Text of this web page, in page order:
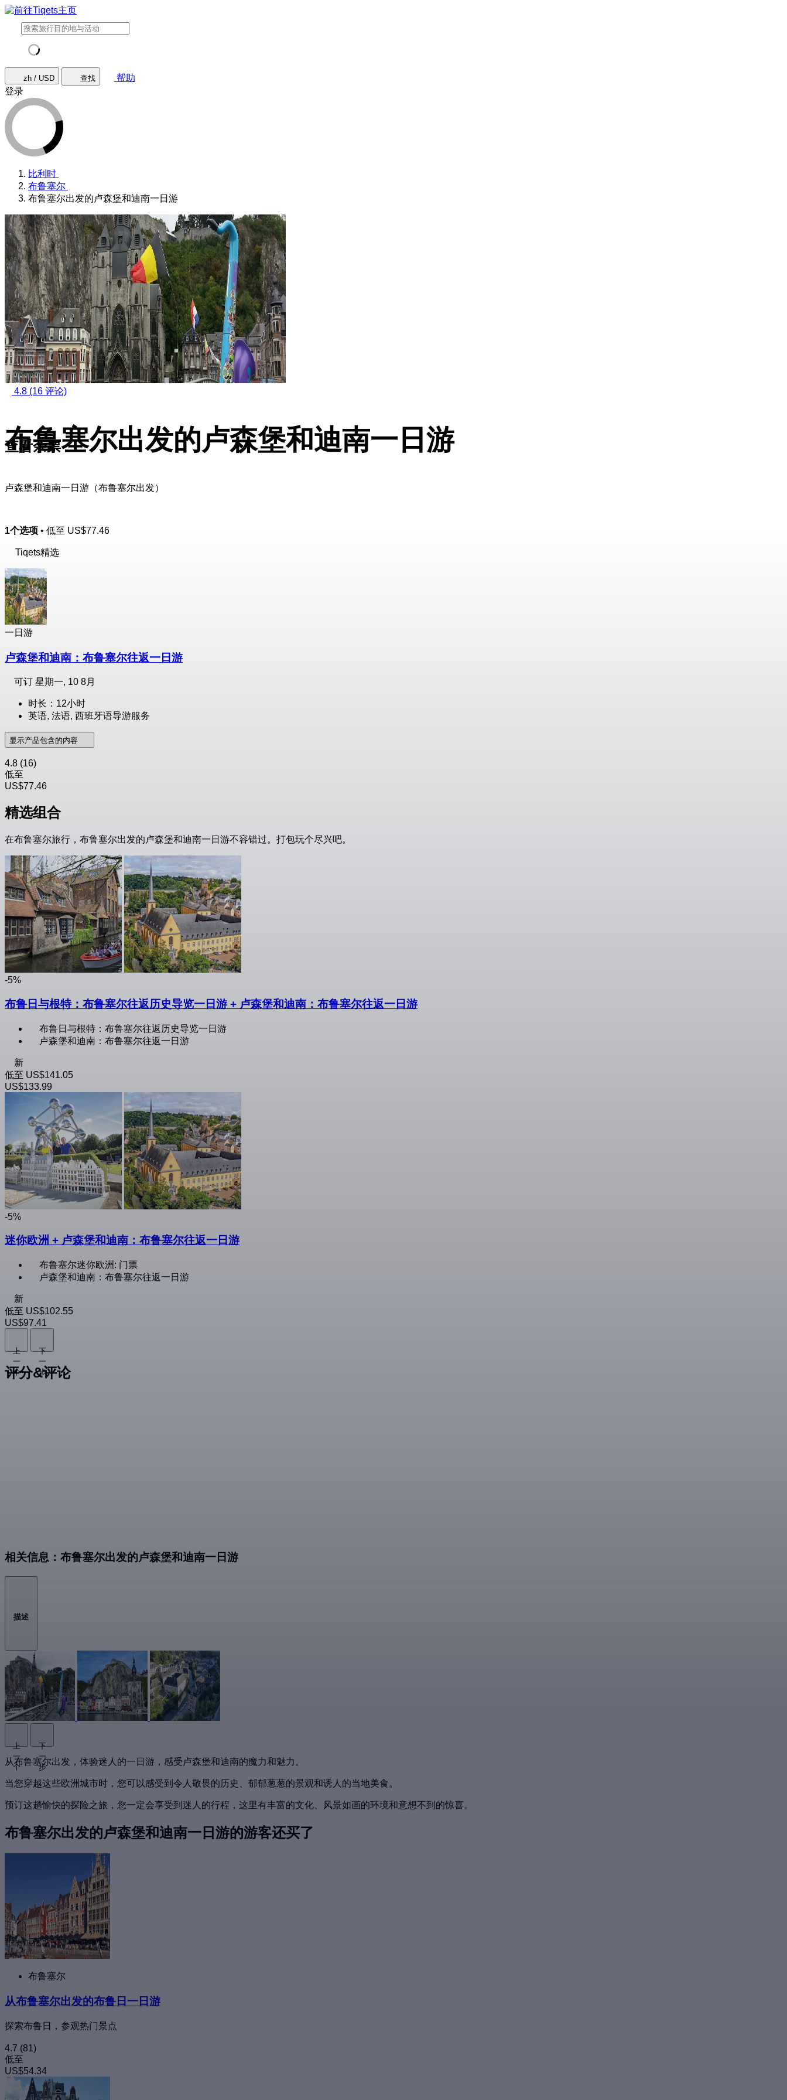
zh / USD 查找
帮助
登录
比利时
布鲁塞尔
布鲁塞尔出发的卢森堡和迪南一日游
4.8 (16 评论)
布鲁塞尔出发的卢森堡和迪南一日游
卢森堡和迪南一日游（布鲁塞尔出发）
查看余票
1个选项 • 低至 US$77.46
Tiqets精选
一日游
卢森堡和迪南：布鲁塞尔往返一日游
可订 星期一, 10 8月
时长：12小时
英语, 法语, 西班牙语导游服务
显示产品包含的内容
4.8 (16)
低至
US$77.46
精选组合
在布鲁塞尔旅行，布鲁塞尔出发的卢森堡和迪南一日游不容错过。打包玩个尽兴吧。
-5%
布鲁日与根特：布鲁塞尔往返历史导览一日游 + 卢森堡和迪南：布鲁塞尔往返一日游
布鲁日与根特：布鲁塞尔往返历史导览一日游
卢森堡和迪南：布鲁塞尔往返一日游
新
低至 US$141.05
US$133.99
-5%
迷你欧洲 + 卢森堡和迪南：布鲁塞尔往返一日游
布鲁塞尔迷你欧洲: 门票
卢森堡和迪南：布鲁塞尔往返一日游
新
低至 US$102.55
US$97.41
上
一
个
下
一
步
评分&评论
相关信息：布鲁塞尔出发的卢森堡和迪南一日游
描述
上
一
个
下
一
步
从布鲁塞尔出发，体验迷人的一日游，感受卢森堡和迪南的魔力和魅力。
当您穿越这些欧洲城市时，您可以感受到令人敬畏的历史、郁郁葱葱的景观和诱人的当地美食。
预订这趟愉快的探险之旅，您一定会享受到迷人的行程，这里有丰富的文化、风景如画的环境和意想不到的惊喜。
布鲁塞尔出发的卢森堡和迪南一日游的游客还买了
布鲁塞尔
从布鲁塞尔出发的布鲁日一日游
探索布鲁日，参观热门景点
4.7 (81)
低至
US$54.34